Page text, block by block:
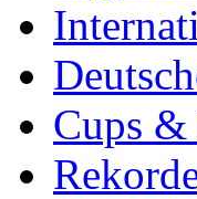
Cups &